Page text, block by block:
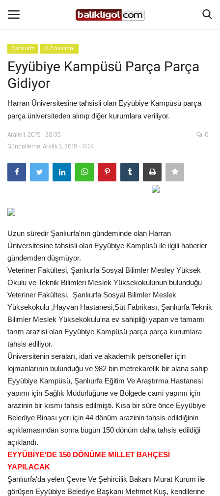
Giriş Yap
Anasayfa
Köşe Yazıları
Magazin
Şanlıurfa
Spor
Gündem
Tekno Bilim
Ekonomi
Siyaset
Galeriler
Yaşam
Künye
Sağlık
İletişim
Kültür Sanat
Şanlıurfa Balıklıgöl
Eyyübiye Kampüsü Parça Parça
Gidiyor
Harran Üniversitesine tahsisli olan Eyyübiye Kampüsü parça
parça üniversiteden alınıp diğer kurumlara veriliyor.
Aralık 1, 2019 - 20:35
Güncelleme: Aralık 3, 2019 - 11:24
0
Uzun süredir Şanlıurfa'nın gündeminde olan Harran
Üniversitesine tahsisli olan Eyyübiye Kampüsü ile ilgili haberler
gündemden düşmüyor.
Veteriner Fakültesi, Şanlıurfa Sosyal Bilimler Mesley Yüksek
Okulu ve Teknik Bilimleri Meslek Yüksekokulunun bulunduğu
Veteriner Fakültesi, Şanlıurfa Sosyal Bilimler Meslek
Yüksekokulu ,Hayvan Hastanesi,Süt Fabrikası, Şanlıurfa Teknik
Bilimler Meslek Yüksekokulu'na ev sahipliği yapan ve tamamı
tarım arazisi olan Eyyübiye Kampüsü parça parça kurumlara
tahsis ediliyor.
Üniversitenin seraları, idari ve akademik personeller için
lojmanlarının bulunduğu ve 982 bin metrekarelik bir alana sahip
Eyyübiye Kampüsü, Şanlıurfa Eğitim Ve Araştırma Hastanesi
yapımı için Sağlık Müdürlüğüne ve Bölgede cami yapımı için
arazinin bir kısmı tahsis edilmişti. Kısa bir süre önce Eyyübiye
Belediye Binası yeri için 44 dönüm arazinin tahsis edildiğinin
açıklamasından sonra bugün 150 dönüm daha tahsis edildiği
açıklandı.
EYYÜBİYE'DE 150 DÖNÜME MİLLET BAHÇESİ
YAPILACAK
Şanlıurfa'da yelen Çevre Ve Şehircilik Bakanı Murat Kurum ile
görüşen Eyyübiye Belediye Başkanı Mehmet Kuş, kendilerine